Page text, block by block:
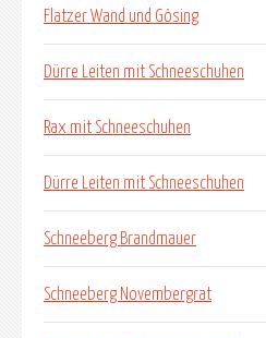
Flatzer Wand und Gösing
Dürre Leiten mit Schneeschuhen
Rax mit Schneeschuhen
Dürre Leiten mit Schneeschuhen
Schneeberg Brandmauer
Schneeberg Novembergrat